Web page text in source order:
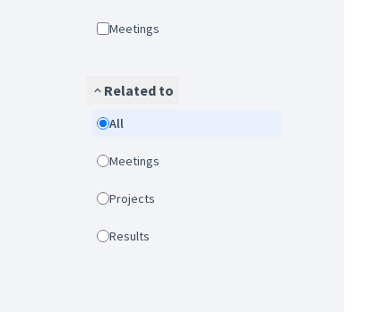
Meetings
Related to
All
Meetings
Projects
Results